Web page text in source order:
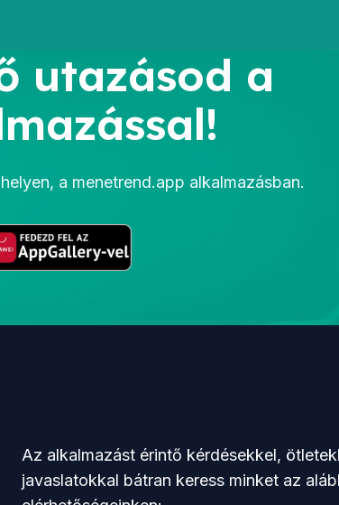
utazásod a
a menetrend.app alkalmazásban.
Az alkalmazást érintő kérdésekkel,
javaslatokkal bátran keress minket az